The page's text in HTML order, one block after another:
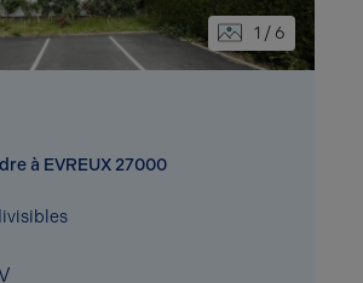
1 / 6
à EVREUX 27000